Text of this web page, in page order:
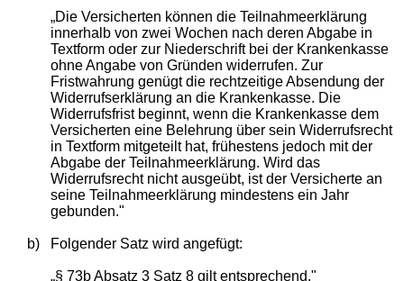
„Die Versicherten können die Teilnahmeerklärung
innerhalb von zwei Wochen nach deren Abgabe in
Textform oder zur Niederschrift bei der Krankenkasse
ohne Angabe von Gründen widerrufen. Zur
Fristwahrung genügt die rechtzeitige Absendung der
Widerrufserklärung an die Krankenkasse. Die
Widerrufsfrist beginnt, wenn die Krankenkasse dem
Versicherten eine Belehrung über sein Widerrufsrecht
in Textform mitgeteilt hat, frühestens jedoch mit der
Abgabe der Teilnahmeerklärung. Wird das
Widerrufsrecht nicht ausgeübt, ist der Versicherte an
seine Teilnahmeerklärung mindestens ein Jahr
gebunden."
b) Folgender Satz wird angefügt:
„§ 73bAbsatz 3 Satz 8 gilt entsprechend."